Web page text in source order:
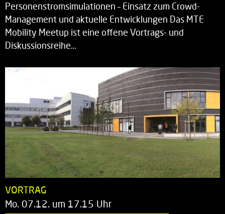
Personenstromsimulationen – Einsatz zum Crowd-
Management und aktuelle Entwicklungen Das MTE
Mobility Meetup ist eine offene Vortrags- und
Diskussionsreihe…
VORTRAG
Mo. 07.12. um 17.15 Uhr